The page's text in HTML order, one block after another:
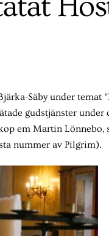
Säby under
gudstjänster
em Martin
nummer av Pilgrim).